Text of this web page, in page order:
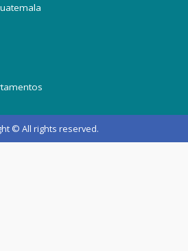
© All rights reserved.